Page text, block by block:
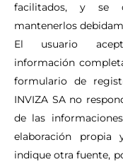
facilitados, y se
mantenerlos
El usuario
información
formulario de
INVIZA SA no
de las
elaboración
indique otra fuente,